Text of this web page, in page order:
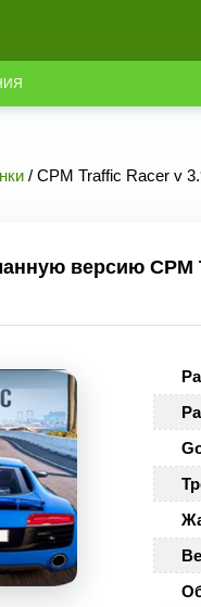
/ CPM Traffic Racer v
версию CPM